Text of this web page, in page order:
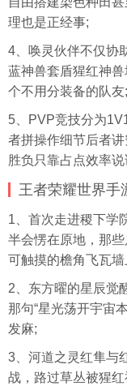
理也是正经事;
4、唤灵伙伴不仅协
蓝神兽套盾猩红神
个不用分装备的队友;
5、PVP竞技分为
者拼操作细节后者
胜负只靠占点效率说
王者荣耀世界手
1、首次走进稷下学
半会愣在原地，那
可触摸的檐角飞瓦
2、东方曜的星辰觉
那句“星光荡开宇宙
发麻;
3、河道之灵红隼与
战，路过草丛被猩